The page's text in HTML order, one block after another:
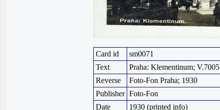
Card id
sm0071
Text
Praha: Klementinum; V.7005
Reverse
Foto-Fon Praha; 1930
Publisher Foto-Fon
Date
1930 (printed info)